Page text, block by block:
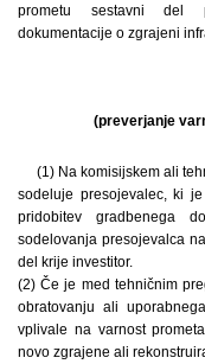
prometu sestavni del
dokumentacije o zgrajeni
(preverjanje
(1) Na komisijskem ali
sodeluje presojevalec, ki
pridobitev gradbenega
sodelovanja presojevalca
del krije investitor.
(2) Če je med tehničnim
obratovanju ali
vplivale na varnost
novo zgrajene ali